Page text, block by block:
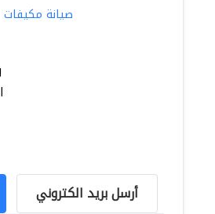
صيانة مكيفات
أرسل بريد الكتروني